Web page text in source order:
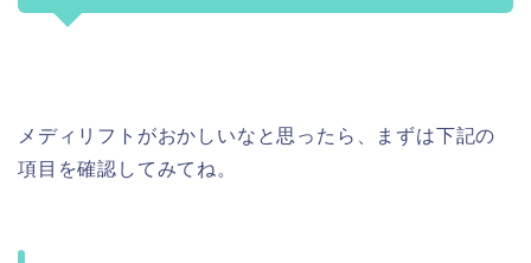
メディリフトがおかしいなと思ったら、まずは下記の
項目を確認してみてね。